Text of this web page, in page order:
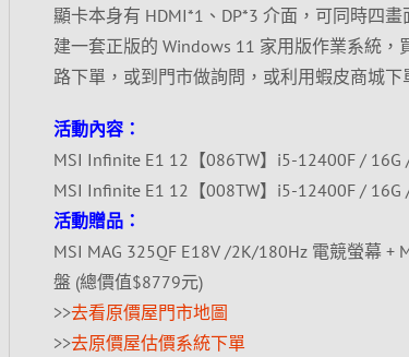
顯卡本身有 HDMI*1、DP*3 介面，可同時四
建一套正版的 Windows 11 家用版作業系統
路下單，或到門市做詢問，或利用蝦皮商城下
活動內容：
MSI Infinite E1 12【086TW】i5-12400F /
MSI Infinite E1 12【008TW】i5-12400F /
活動贈品：
MSI MAG 325QF E18V /2K/180Hz 電競螢幕 +
盤 (總價值$8779元)
>>去看原價屋門市地圖
>>去原價屋估價系統下單